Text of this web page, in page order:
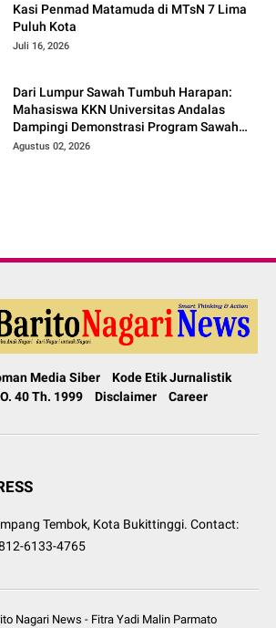
Kasi Penmad Matamuda di MTsN 7 Lima
Puluh Kota
Juli 16, 2026
Dari Lumpur Sawah Tumbuh Harapan:
Mahasiswa KKN Universitas Andalas
Dampingi Demonstrasi Program Sawah
Pokok Murah di Jorong Bayua
Agustus 02, 2026
Media Siber
Kode Etik Jurnalistik
40 Th. 1999
Disclaimer Career
Tembok, Kota Bukittinggi. Contact:
6133-4765
Nagari News - Fitra Yadi Malin Parmato